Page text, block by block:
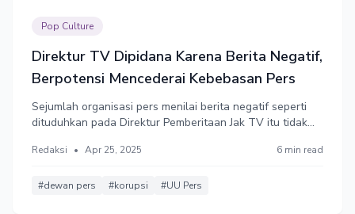
Pop Culture
Direktur TV Dipidana Karena Berita Negatif,
Berpotensi Mencederai Kebebasan Pers
Sejumlah organisasi pers menilai berita negatif seperti
dituduhkan pada Direktur Pemberitaan Jak TV itu tidak
risiko kriminalisasi terhadap pers.
Redaksi • Apr 25, 2025 6 min read
#dewan pers #korupsi #UU Pers